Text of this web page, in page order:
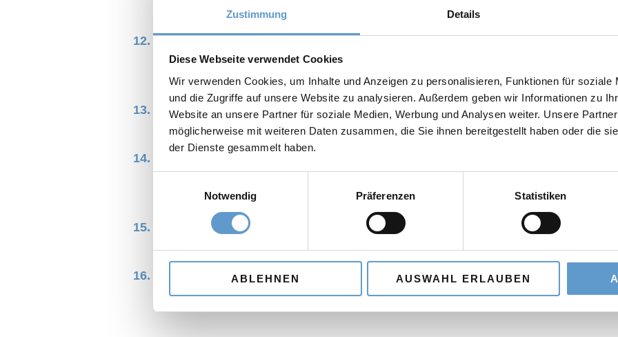
Zustimmung Details
Diese Webseite verwendet Cookies
Wir verwenden Cookies, um Inhalte und Anzeigen zu personalisieren, Funktionen für soziale
und die Zugriffe auf unsere Website zu analysieren. Außerdem geben wir Informationen zu
Website an unsere Partner für soziale Medien, Werbung und Analysen weiter. Unsere
möglicherweise mit weiteren Daten zusammen, die Sie ihnen bereitgestellt haben oder die
der Dienste gesammelt haben.
Notwendig
Präferenzen Statistiken
ABLEHNEN AUSWAHL ERLAUBEN
Sie betreffender unrichtiger personenbezogener Daten verlangen.
können von uns verlangen, dass Sie betreffende personenbezogene Daten
denn wir können Ihre Daten nicht löschen, weil wir z.B. gesetzliche
Gem. Art. 18 DSGVOhaben Sie das Recht auf Einschränkung der Verarbeitung.
personenbezogene Daten - abgesehen von ihrer Speicherung - praktisch nicht
haben Sie das Recht auf Datenübertragbarkeit. Das
maschinenlesbaren Format zu erhalten und diese Daten einem anderen
Gem. Art. 7 Abs. 3 DSGVO
haben Sie das Recht auf jederzeitigen Widerruf einer
Zukunft.
Gem. Art. 77 DSGVOhaben Sie ein Beschwerderecht bei der zuständigen